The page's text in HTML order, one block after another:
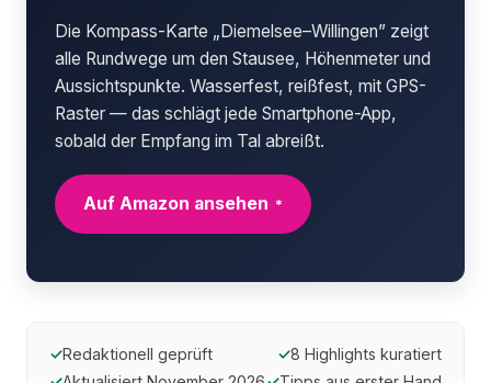
Die Kompass-Karte „Diemelsee–Willingen” zeigt
alle Rundwege um den Stausee, Höhenmeter und
Aussichtspunkte. Wasserfest, reißfest, mit GPS-
Raster — das schlägt jede Smartphone-App,
sobald der Empfang im Tal abreißt.
Auf Amazon ansehen *
✓Redaktionell geprüft ✓8 Highlights kuratiert